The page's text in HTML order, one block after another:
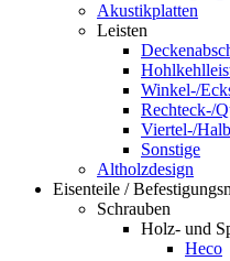
Akustikplatten
Leisten
Winkel-/
Rechteck-/
Viertel-/
Sonstige
Altholzdesign
Eisenteile /
Schrauben
Holz- und
Heco